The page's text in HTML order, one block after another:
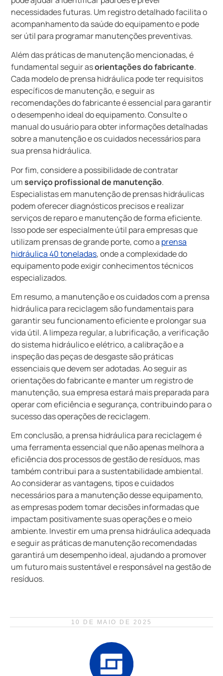
necessidades futuras. Um registro detalhado facilita o
acompanhamento da saúde do equipamento e pode
ser útil para programar manutenções preventivas.
Além das práticas de manutenção mencionadas, é
fundamental seguir asorientações do fabricante.
Cada modelo de prensa hidráulica pode ter requisitos
específicos de manutenção, e seguir as
recomendações do fabricante é essencial para garantir
o desempenho ideal do equipamento. Consulte o
manual do usuário para obter informações detalhadas
sobre a manutenção e os cuidados necessários para
sua prensa hidráulica.
Por fim, considere a possibilidade de contratar
umserviço profissional de manutenção.
Especialistas em manutenção de prensas hidráulicas
podem oferecer diagnósticos precisos e realizar
serviços de reparo e manutenção de forma eficiente.
Isso pode ser especialmente útil para empresas que
utilizam prensas de grande porte, como a prensa
hidráulica 40 toneladas, onde a complexidade do
equipamento pode exigir conhecimentos técnicos
especializados.
Em resumo, a manutenção e os cuidados com a prensa
hidráulica para reciclagem são fundamentais para
garantir seu funcionamento eficiente e prolongar sua
vida útil. A limpeza regular, a lubrificação, a verificação
do sistema hidráulico e elétrico, a calibração e a
inspeção das peças de desgaste são práticas
essenciais que devem ser adotadas. Ao seguir as
orientações do fabricante e manter um registro de
manutenção, sua empresa estará mais preparada para
operar com eficiência e segurança, contribuindo para o
sucesso das operações de reciclagem.
Em conclusão, a prensa hidráulica para reciclagem é
uma ferramenta essencial que não apenas melhora a
eficiência dos processos de gestão de resíduos, mas
também contribui para a sustentabilidade ambiental.
Ao considerar as vantagens, tipos e cuidados
necessários para a manutenção desse equipamento,
as empresas podem tomar decisões informadas que
impactam positivamente suas operações e o meio
ambiente. Investir em uma prensa hidráulica adequada
e seguir as práticas de manutenção recomendadas
garantirá um desempenho ideal, ajudando a promover
um futuro mais sustentável e responsável na gestão de
resíduos.
10 DE MAIO DE 2025